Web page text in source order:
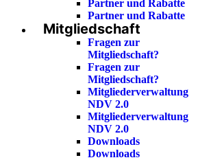
Partner und Rabatte
Partner und Rabatte
Mitgliedschaft
Fragen zur
Mitgliedschaft?
Fragen zur
Mitgliedschaft?
Mitgliederverwaltung
NDV 2.0
Mitgliederverwaltung
NDV 2.0
Downloads
Downloads